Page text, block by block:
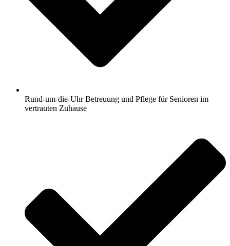
Rund-um-die-Uhr Betreuung und Pflege für Senioren im
vertrauten Zuhause